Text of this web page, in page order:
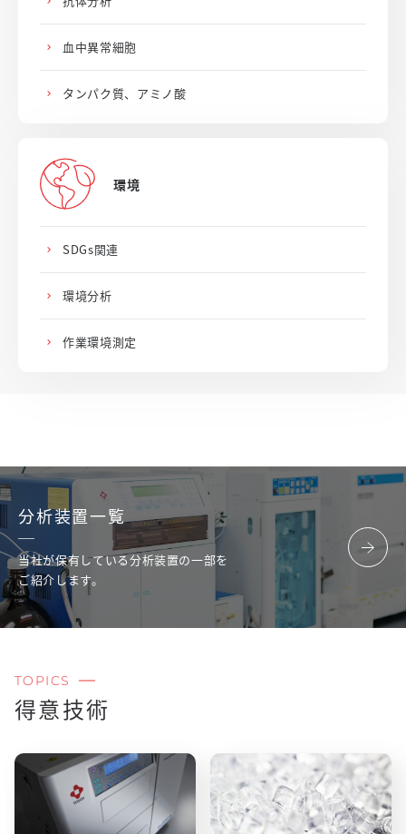
血中異常細胞
タンパク質、アミノ酸
環境
SDGs関連
環境分析
作業環境測定
分析装置一覧
当社が保有している分析装置の一部を
ご紹介します。
TOPICS
得意技術